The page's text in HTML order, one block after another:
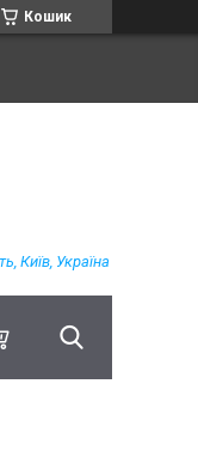
Кошик
Київ, Україна